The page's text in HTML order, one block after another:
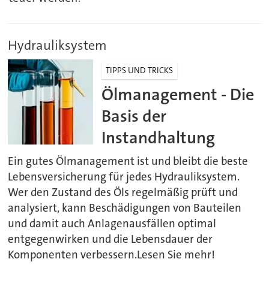
Hydrauliksystem
TIPPS UND TRICKS
Ölmanagement - Die
Basis der
Instandhaltung
Ein gutes Ölmanagement ist und bleibt die beste
Lebensversicherung für jedes Hydrauliksystem.
Wer den Zustand des Öls regelmäßig prüft und
analysiert, kann Beschädigungen von Bauteilen
und damit auch Anlagenausfällen optimal
entgegenwirken und die Lebensdauer der
Komponenten verbessern.Lesen Sie mehr!